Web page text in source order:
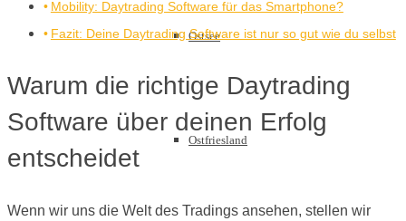
Ostsee
Ostfriesland
Mobility: Daytrading Software für das Smartphone?
Fazit: Deine Daytrading Software ist nur so gut wie du selbst
Warum die richtige Daytrading
Software über deinen Erfolg
entscheidet
Wenn wir uns die Welt des Tradings ansehen, stellen wir